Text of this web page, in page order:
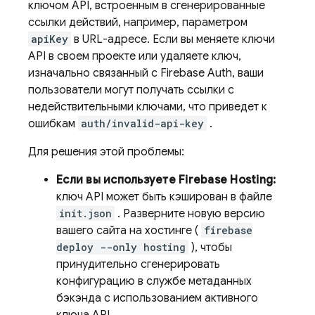
ключом API, встроенным в сгенерированные
ссылки действий, например, параметром
apiKey в URL-адресе. Если вы меняете ключи
API в своем проекте или удаляете ключ,
изначально связанный с Firebase Auth, ваши
пользователи могут получать ссылки с
недействительными ключами, что приведет к
ошибкам auth/invalid-api-key .
Для решения этой проблемы:
Если вы используете Firebase Hosting:
ключ API может быть кэширован в файле
init.json . Разверните новую версию
вашего сайта на хостинге ( firebase
deploy --only hosting ), чтобы
принудительно сгенерировать
конфигурацию в службе метаданных
бэкэнда с использованием активного